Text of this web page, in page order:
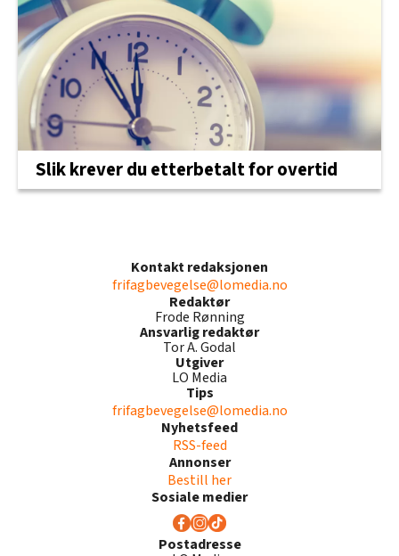
Slik krever du etterbetalt for overtid
Kontakt redaksjonen
frifagbevegelse@lomedia.no
Redaktør
Frode Rønning
Ansvarlig redaktør
Tor A. Godal
Utgiver
LO Media
Tips
frifagbevegelse@lomedia.no
Nyhetsfeed
RSS-feed
Annonser
Bestill her
Sosiale medier
Postadresse